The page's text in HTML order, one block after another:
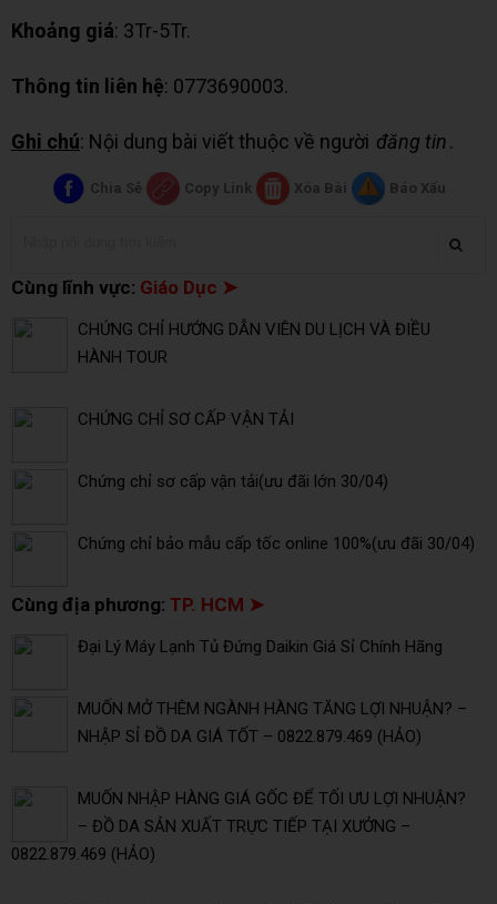
Khoảng giá: 3Tr-5Tr.
Thông tin liên hệ: 0773690003.
Ghi chú: Nội dung bài viết thuộc về người đăng tin.
Chia Sẻ Copy Link Xóa Bài Báo Xấu
Cùng lĩnh vực: Giáo Dục ➤
CHỨNG CHỈ HƯỚNG DẪN VIÊN DU LỊCH VÀ ĐIỀU
HÀNH TOUR
CHỨNG CHỈ SƠ CẤP VẬN TẢI
Chứng chỉ sơ cấp vận tải(ưu đãi lớn 30/04)
Chứng chỉ bảo mẫu cấp tốc online 100%(ưu đãi 30/04)
Cùng địa phương: TP. HCM ➤
Đại Lý Máy Lạnh Tủ Đứng Daikin Giá Sỉ Chính Hãng
MUỐN MỞ THÊM NGÀNH HÀNG TĂNG LỢI NHUẬN? –
NHẬP SỈ ĐỒ DA GIÁ TỐT – 0822.879.469 (HẢO)
MUỐN NHẬP HÀNG GIÁ GỐC ĐỂ TỐI ƯU LỢI NHUẬN?
– ĐỒ DA SẢN XUẤT TRỰC TIẾP TẠI XƯỞNG –
0822.879.469 (HẢO)